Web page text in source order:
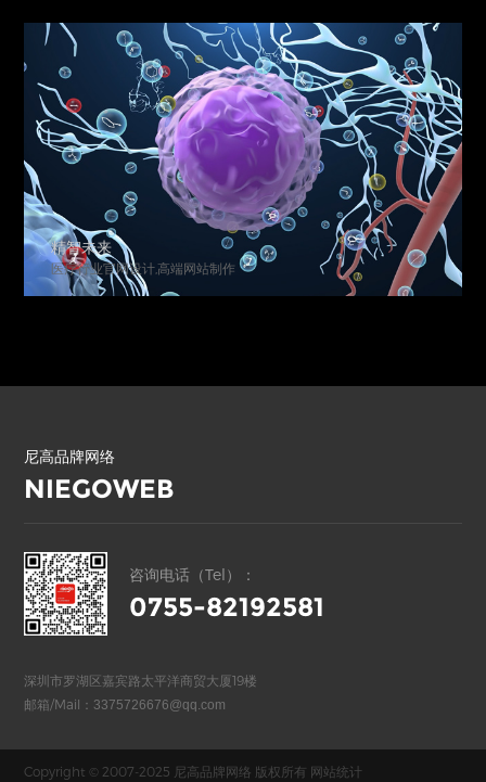
精智未来
医疗行业官网设计,高端网站制作
尼高品牌网络
NIEGOWEB
咨询电话（Tel）：
0755-82192581
深圳市罗湖区嘉宾路太平洋商贸大厦19楼
邮箱/Mail： 3375726676@qq.com
Copyright © 2007-2025 尼高品牌网络 版权所有 网站统计